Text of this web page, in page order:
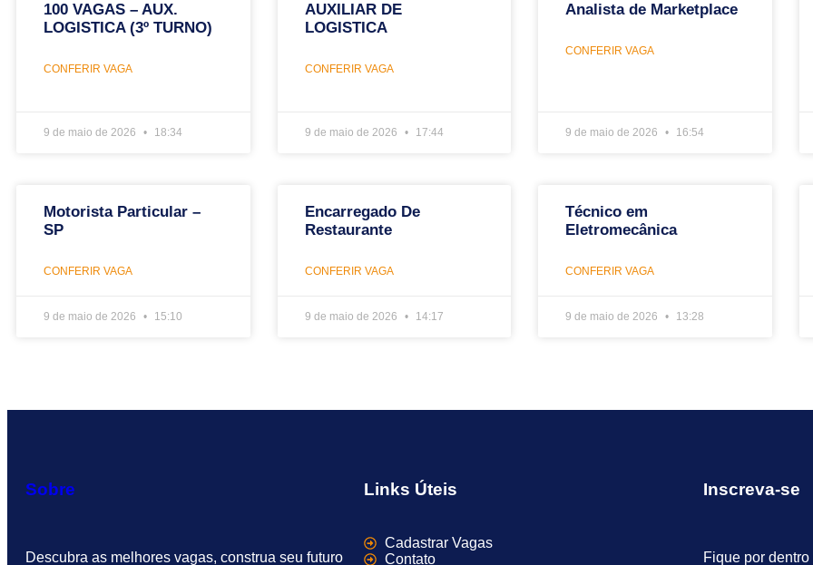
100 VAGAS – AUX.
LOGISTICA (3º TURNO)
CONFERIR VAGA
9 de maio de 2026 18:34
AUXILIAR DE
LOGISTICA
CONFERIR VAGA
9 de maio de 2026 17:44
Analista de Marketplace
CONFERIR VAGA
9 de maio de 2026 16:54
Motorista Particular –
SP
CONFERIR VAGA
9 de maio de 2026 15:10
Encarregado De
Restaurante
CONFERIR VAGA
9 de maio de 2026 14:17
Técnico em
Eletromecânica
CONFERIR VAGA
9 de maio de 2026 13:28
Sobre
Descubra as melhores vagas, construa seu futuro
Links Úteis
Cadastrar Vagas
Contato
Inscreva-se
Fique por